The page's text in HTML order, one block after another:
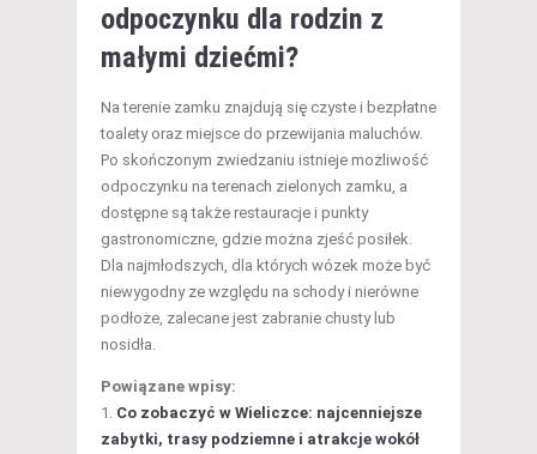
odpoczynku dla rodzin z
małymi dziećmi?
Na terenie zamku znajdują się czyste i bezpłatne
toalety oraz miejsce do przewijania maluchów.
Po skończonym zwiedzaniu istnieje możliwość
odpoczynku na terenach zielonych zamku, a
dostępne są także restauracje i punkty
gastronomiczne, gdzie można zjeść posiłek.
Dla najmłodszych, dla których wózek może być
niewygodny ze względu na schody i nierówne
podłoże, zalecane jest zabranie chusty lub
nosidła.
Powiązane wpisy:
Co zobaczyć w Wieliczce: najcenniejsze
zabytki, trasy podziemne i atrakcje wokół